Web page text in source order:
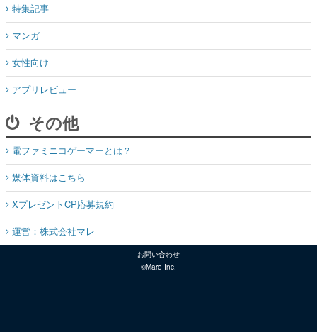
特集記事
マンガ
女性向け
アプリレビュー
その他
電ファミニコゲーマーとは？
媒体資料はこちら
XプレゼントCP応募規約
運営：株式会社マレ
お問い合わせ
©Mare Inc.